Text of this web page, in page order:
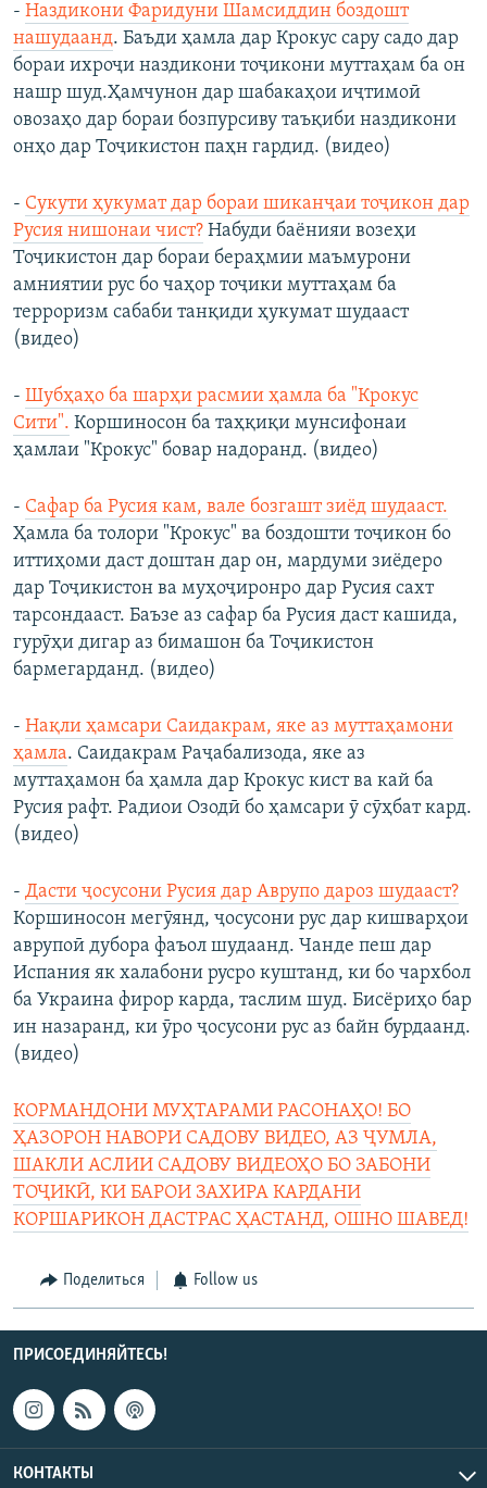
- Наздикони Фаридуни Шамсиддин боздошт
нашудаанд. Баъди ҳамла дар Крокус сару садо дар
бораи ихроҷи наздикони тоҷикони муттаҳам ба он
нашр шуд.Ҳамчунон дар шабакаҳои иҷтимоӣ
овозаҳо дар бораи бозпурсиву таъқиби наздикони
онҳо дар Тоҷикистон паҳн гардид. (видео)
- Сукути ҳукумат дар бораи шиканҷаи тоҷикон дар
Русия нишонаи чист? Набуди баёнияи возеҳи
Тоҷикистон дар бораи бераҳмии маъмурони
амниятии рус бо чаҳор тоҷики муттаҳам ба
терроризм сабаби танқиди ҳукумат шудааст
(видео)
- Шубҳаҳо ба шарҳи расмии ҳамла ба "Крокус
Сити". Коршиносон ба таҳқиқи мунсифонаи
ҳамлаи "Крокус" бовар надоранд. (видео)
- Сафар ба Русия кам, вале бозгашт зиёд шудааст.
Ҳамла ба толори "Крокус" ва боздошти тоҷикон бо
иттиҳоми даст доштан дар он, мардуми зиёдеро
дар Тоҷикистон ва муҳоҷиронро дар Русия сахт
тарсондааст. Баъзе аз сафар ба Русия даст кашида,
гурӯҳи дигар аз бимашон ба Тоҷикистон
бармегарданд. (видео)
- Нақли ҳамсари Саидакрам, яке аз муттаҳамони
ҳамла. Саидакрам Раҷабализода, яке аз
муттаҳамон ба ҳамла дар Крокус кист ва кай ба
Русия рафт. Радиои Озодӣ бо ҳамсари ӯ сӯҳбат кард.
(видео)
- Дасти ҷосусони Русия дар Аврупо дароз шудааст?
Коршиносон мегӯянд, ҷосусони рус дар кишварҳои
аврупоӣ дубора фаъол шудаанд. Чанде пеш дар
Испания як халабони русро куштанд, ки бо чархбол
ба Украина фирор карда, таслим шуд. Бисёриҳо бар
ин назаранд, ки ӯро ҷосусони рус аз байн бурдаанд.
(видео)
КОРМАНДОНИ МУҲТАРАМИ РАСОНАҲО! БО
ҲАЗОРОН НАВОРИ САДОВУ ВИДЕО, АЗ ҶУМЛА,
ШАКЛИ АСЛИИ САДОВУ ВИДЕОҲО БО ЗАБОНИ
ТОҶИКӢ, КИ БАРОИ ЗАХИРА КАРДАНИ
КОРШАРИКОН ДАСТРАС ҲАСТАНД, ОШНО ШАВЕД!
Поделиться Follow us
ПРИСОЕДИНЯЙТЕСЬ!
КОНТАКТЫ